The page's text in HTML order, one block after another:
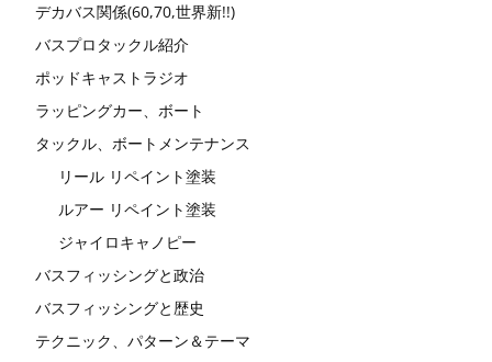
デカバス関係(60,70,世界新!!)
バスプロタックル紹介
ポッドキャストラジオ
ラッピングカー、ボート
タックル、ボートメンテナンス
リール リペイント塗装
ルアー リペイント塗装
ジャイロキャノピー
バスフィッシングと政治
バスフィッシングと歴史
テクニック、パターン＆テーマ